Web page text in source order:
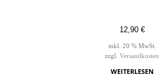
12,90 €
inkl. 20 % MwSt.
zzgl. Versandkosten
WEITERLESEN